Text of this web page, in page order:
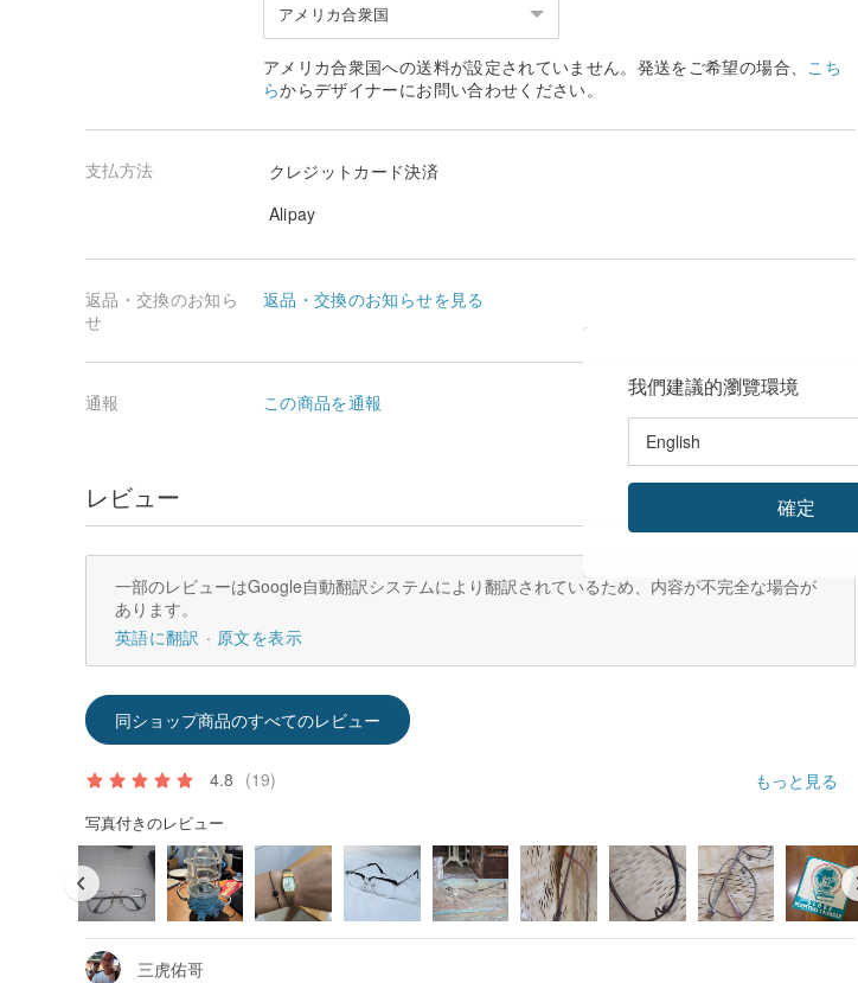
アメリカ合衆国
アメリカ合衆国への送料が設定されていません。発送をご希望の場合、 こち
らからデザイナーにお問い合わせください。
支払方法
クレジットカード決済
Alipay
返品・交換のお知ら
せ
返品・交換のお知らせを見る
通報 この商品を通報
レビュー
一部のレビューはGoogle自動翻訳システムにより翻訳されているため、内容が不完全な場合が
あります。
英語に翻訳
原文を表示
同ショップ商品のすべてのレビュー
4.8 (19) もっと見る
写真付きのレビュー
三虎佑哥
我們建議的瀏覽環境
確定